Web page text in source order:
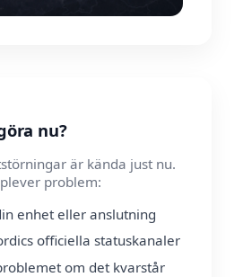
nu?
är kända just nu.
problem:
enhet eller anslutning
officiella statuskanaler
om det kvarstår